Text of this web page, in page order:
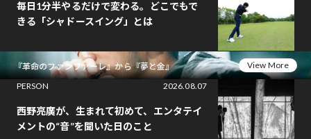
毎日1分半やるだけで変わる。どこでもで
きる「シャドースイング」とは
『革命のファンファーレ』から『夢と金』
View More
PERSON
2026.08.07
西野亮廣が、生まれて初めて、エンタテイ
メントの“音”を聞いた日のこと